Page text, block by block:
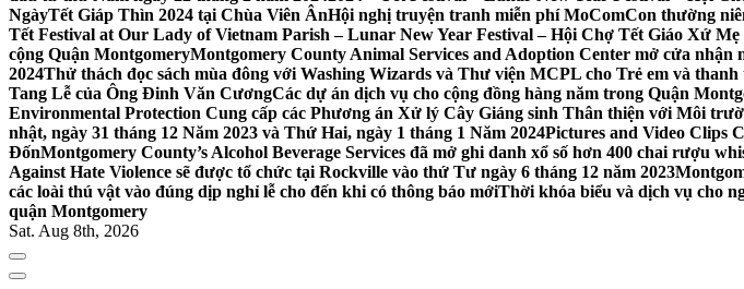
NgàyTết Giáp Thìn 2024 tại Chùa Viên ÂnHội nghị truyện tranh miễn phí MoComCon thường
Tết Festival at Our Lady of Vietnam Parish – Lunar New Year Festival – Hội Chợ Tết Giáo Xứ Mẹ
cộng Quận MontgomeryMontgomery County Animal Services and Adoption Center mở cửa
2024Thử thách đọc sách mùa đông với Washing Wizards và Thư viện MCPL cho Trẻ em và
Tang Lễ của Ông Đinh Văn CươngCác dự án dịch vụ cho cộng đồng hàng năm trong Quận
Environmental Protection Cung cấp các Phương án Xử lý Cây Giáng sinh Thân thiện với Môi
nhật, ngày 31 tháng 12 Năm 2023 và Thứ Hai, ngày 1 tháng 1 Năm 2024Pictures and Video Clips
ĐốnMontgomery County’s Alcohol Beverage Services đã mở ghi danh xổ số hơn 400 chai rượu
Against Hate Violence sẽ được tổ chức tại Rockville vào thứ Tư ngày 6 tháng 12 năm 2023
các loài thú vật vào đúng dịp nghỉ lễ cho đến khi có thông báo mớiThời khóa biểu và dịch vụ cho
quận Montgomery
Sat. Aug 8th, 2026